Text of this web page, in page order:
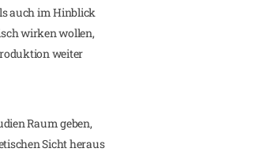
auch im Hinblick
wirken wollen,
weiter
Raum geben,
Sicht heraus